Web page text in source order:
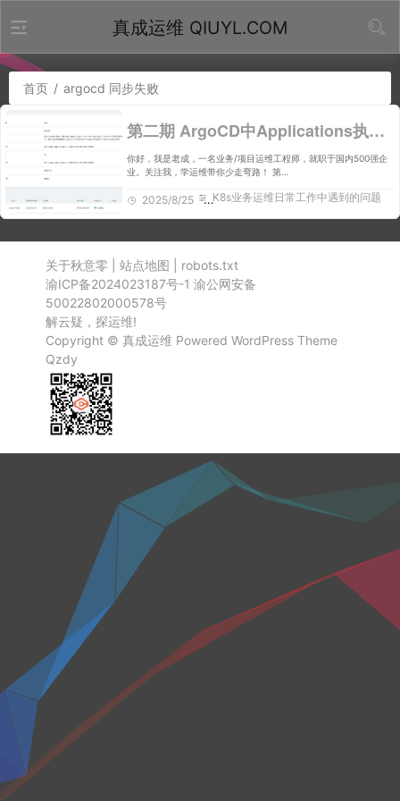
真成运维 QIUYL.COM
首页 / argocd 同步失败
第二期 ArgoCD中Applications执行同步失败
你好，我是老成，一名业务/项目运维工程师，就职于国内500强企
业。关注我，学运维带你少走弯路！ 第…
K8s业务运维日常工作中遇到的问题
2025/8/25 612
关于秋意零 站点地图
robots.txt
渝ICP备2024023187号-1 渝公网安备
50022802000578号
解云疑，探运维!
Copyright © 真成运维 Powered WordPressTheme
Qzdy